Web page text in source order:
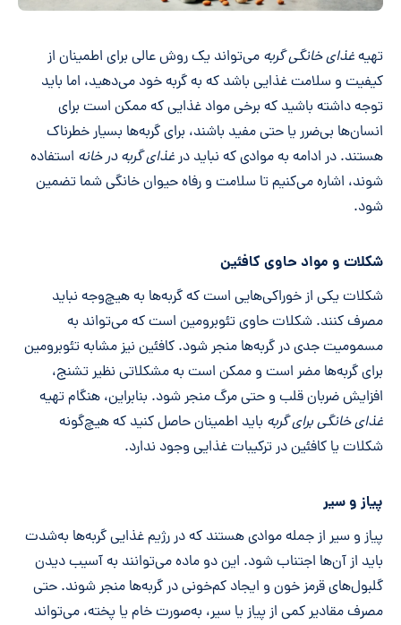
تهیهغذای خانگی گربه می‌تواند یک روش عالی برای اطمینان از
کیفیت و سلامت غذایی باشد که به گربه خود می‌دهید، اما باید
توجه داشته باشید که برخی مواد غذایی که ممکن است برای
انسان‌ها بی‌ضرر یا حتی مفید باشند، برای گربه‌ها بسیار خطرناک
هستند. در ادامه به موادی که نباید درغذای گربه در خانه استفاده
شوند، اشاره می‌کنیم تا سلامت و رفاه حیوان خانگی شما تضمین
شود.
شکلات و مواد حاوی کافئین
شکلات یکی از خوراکی‌هایی است که گربه‌ها به هیچ‌وجه نباید
مصرف کنند. شکلات حاوی تئوبرومین است که می‌تواند به
مسمومیت جدی در گربه‌ها منجر شود. کافئین نیز مشابه تئوبرومین
برای گربه‌ها مضر است و ممکن است به مشکلاتی نظیر تشنج،
افزایش ضربان قلب و حتی مرگ منجر شود. بنابراین، هنگام تهیه
غذای خانگی برای گربه باید اطمینان حاصل کنید که هیچ‌گونه
شکلات یا کافئین در ترکیبات غذایی وجود ندارد.
پیاز و سیر
پیاز و سیر از جمله موادی هستند که در رژیم غذایی گربه‌ها به‌شدت
باید از آن‌ها اجتناب شود. این دو ماده می‌توانند به آسیب دیدن
گلبول‌های قرمز خون و ایجاد کم‌خونی در گربه‌ها منجر شوند. حتی
مصرف مقادیر کمی از پیاز یا سیر، به‌صورت خام یا پخته، می‌تواند